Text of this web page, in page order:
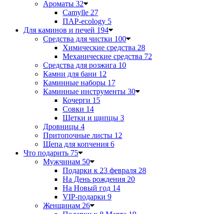
Ароматы 32
Camylle 27
ПАР-ecology 5
Для каминов и печей 194
Средства для чистки 100
Химические средства 28
Механические средства 72
Средства для розжига 10
Камни для бани 12
Каминные наборы 17
Каминные инструменты 30
Кочерги 15
Совки 14
Щетки и щипцы 3
Дровницы 4
Притопочные листы 12
Щепа для копчения 6
Что подарить 75
Мужчинам 50
Подарки к 23 февраля 28
На День рождения 20
На Новый год 14
VIP-подарки 9
Женщинам 26